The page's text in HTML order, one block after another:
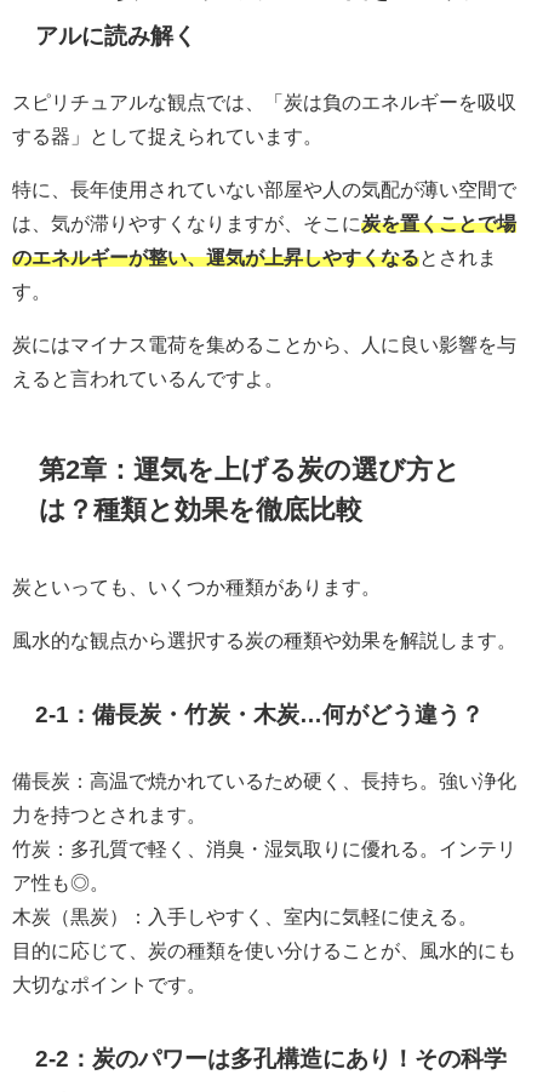
アルに読み解く
スピリチュアルな観点では、「炭は負のエネルギーを吸収
する器」として捉えられています。
特に、長年使用されていない部屋や人の気配が薄い空間で
は、気が滞りやすくなりますが、そこに炭を置くことで場
のエネルギーが整い、運気が上昇しやすくなるとされま
す。
炭にはマイナス電荷を集めることから、人に良い影響を与
えると言われているんですよ。
第2章：運気を上げる炭の選び方と
は？種類と効果を徹底比較
炭といっても、いくつか種類があります。
風水的な観点から選択する炭の種類や効果を解説します。
2-1：備長炭・竹炭・木炭…何がどう違う？
備長炭：高温で焼かれているため硬く、長持ち。強い浄化
力を持つとされます。
竹炭：多孔質で軽く、消臭・湿気取りに優れる。インテリ
ア性も◎。
木炭（黒炭）：入手しやすく、室内に気軽に使える。
目的に応じて、炭の種類を使い分けることが、風水的にも
大切なポイントです。
2-2：炭のパワーは多孔構造にあり！その科学